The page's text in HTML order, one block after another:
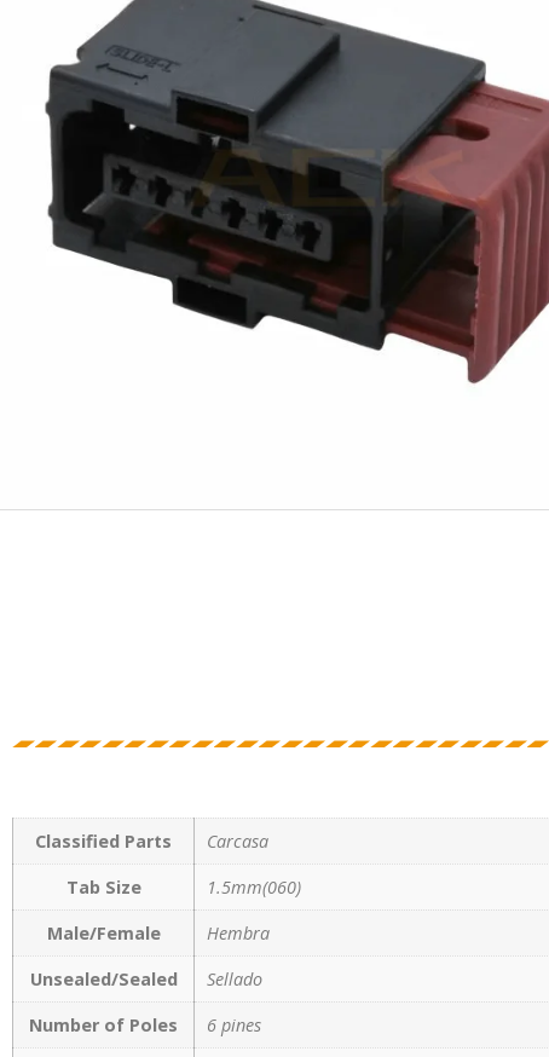
Classified Parts
Carcasa
Tab Size
1.5mm(060)
Male/Female
Hembra
Unsealed/Sealed
Sellado
Number of Poles
6 pines